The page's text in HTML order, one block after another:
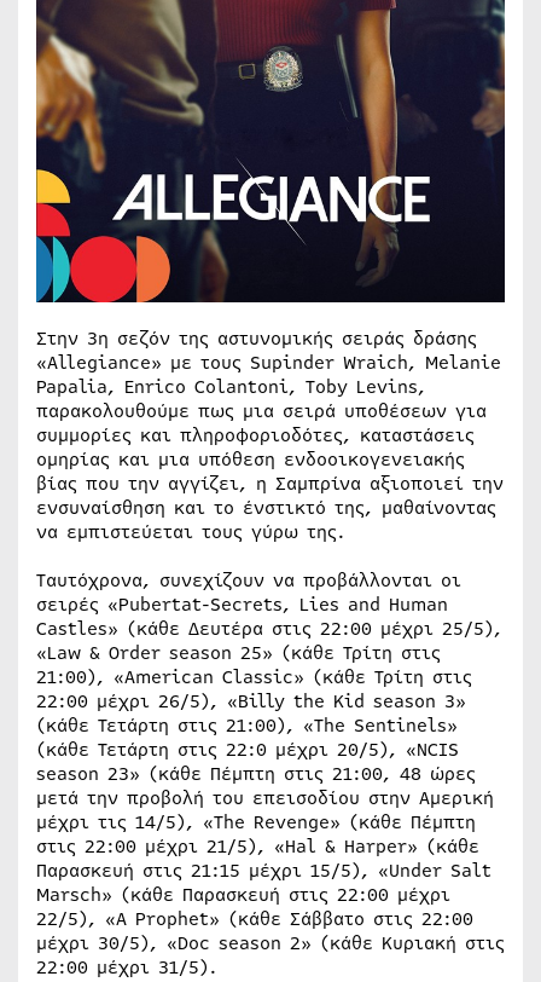
Στην 3η σεζόν της αστυνομικής σειράς δράσης
«Allegiance» με τους Supinder Wraich, Melanie
Papalia, Enrico Colantoni, Toby Levins,
παρακολουθούμε πως μια σειρά υποθέσεων για
συμμορίες και πληροφοριοδότες, καταστάσεις
ομηρίας και μια υπόθεση ενδοοικογενειακής
βίας που την αγγίζει, η Σαμπρίνα αξιοποιεί την
ενσυναίσθηση και το ένστικτό της, μαθαίνοντας
να εμπιστεύεται τους γύρω της.
Ταυτόχρονα, συνεχίζουν να προβάλλονται οι
σειρές «Pubertat-Secrets, Lies and Human
Castles» (κάθε Δευτέρα στις 22:00 μέχρι 25/5),
«Law & Order season 25» (κάθε Τρίτη στις
21:00), «American Classic» (κάθε Τρίτη στις
22:00 μέχρι 26/5), «Billy the Kid season 3»
(κάθε Τετάρτη στις 21:00), «The Sentinels»
(κάθε Τετάρτη στις 22:0 μέχρι 20/5), «NCIS
season 23» (κάθε Πέμπτη στις 21:00, 48 ώρες
μετά την προβολή του επεισοδίου στην Αμερική
μέχρι τις 14/5), «The Revenge» (κάθε Πέμπτη
στις 22:00 μέχρι 21/5), «Hal & Harper» (κάθε
Παρασκευή στις 21:15 μέχρι 15/5), «Under Salt
Marsch» (κάθε Παρασκευή στις 22:00 μέχρι
22/5), «A Prophet» (κάθε Σάββατο στις 22:00
μέχρι 30/5), «Doc season 2» (κάθε Κυριακή στις
22:00 μέχρι 31/5).